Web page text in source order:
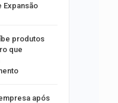
Expansão
produtos
que
após